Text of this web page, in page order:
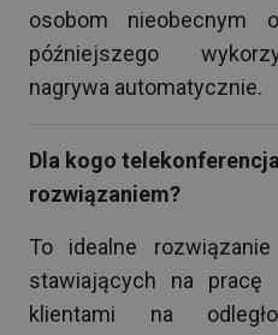
osobom nieobecnym
późniejszego
nagrywa automatycznie.
Dla kogo
rozwiązaniem?
To idealne
stawiających na
klientami na